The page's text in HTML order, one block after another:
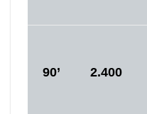
90’ 2.400